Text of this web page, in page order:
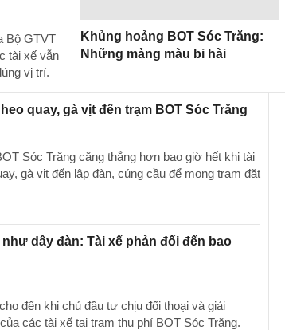
Bộ GTVT
tài xế vẫn
vị trí.
Khủng hoảng BOT Sóc Trăng:
Những mảng màu bi hài
quay, gà vịt đến trạm BOT Sóc Trăng
Sóc Trăng căng thẳng hơn bao giờ hết khi tài
gà vịt đến lập đàn, cúng cầu để mong trạm đặt
như dây đàn: Tài xế phản đối đến bao
đến khi chủ đầu tư chịu đối thoại và giải
các tài xế tại trạm thu phí BOT Sóc Trăng.